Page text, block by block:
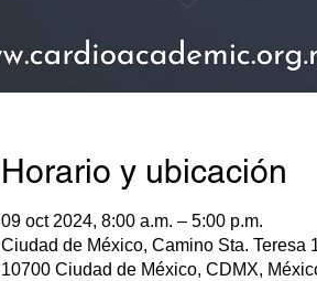
Horario y ubicación
09 oct 2024, 8:00 a.m. – 5:00 p.m.
Ciudad de México, Camino Sta. Teresa
10700 Ciudad de México, CDMX,